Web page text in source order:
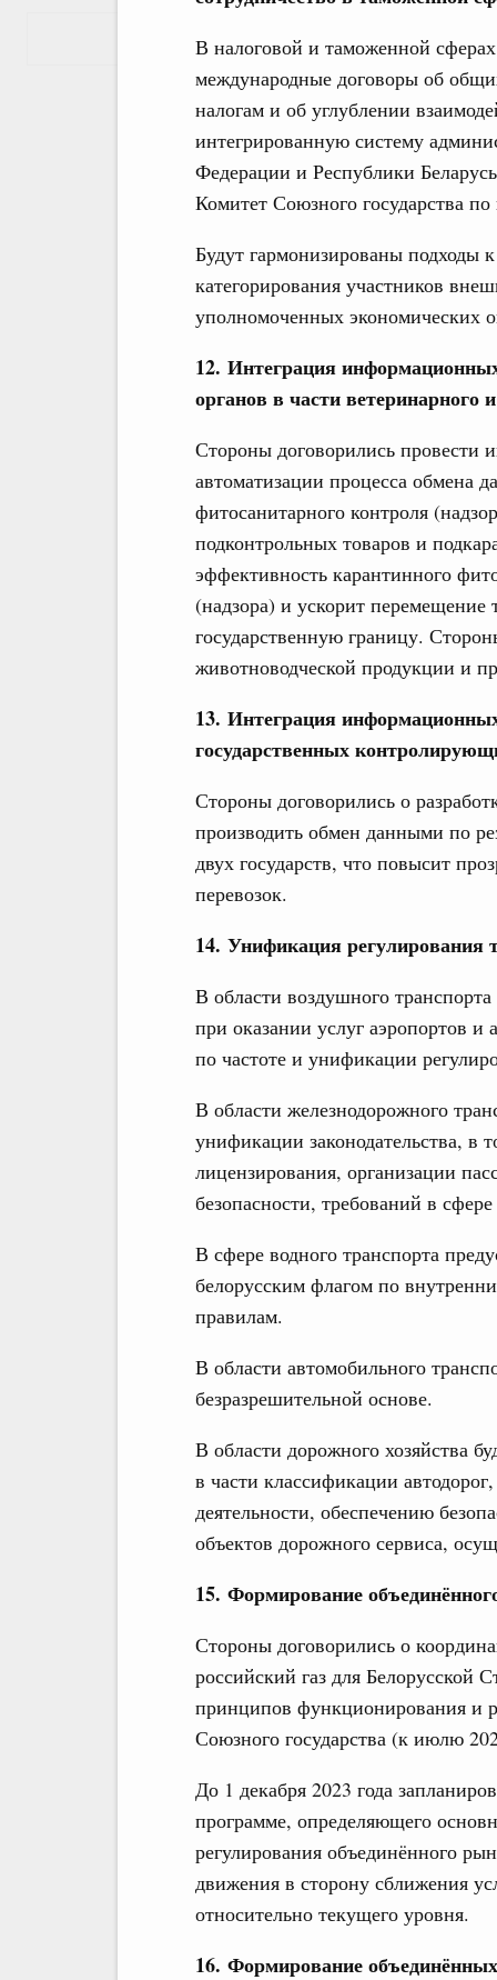
В налоговой и таможенной
международные договоры об
налогам и об углублении
интегрированную систему
Федерации и Республики
Комитет Союзного государства
Будут гармонизированы подходы
категорирования участников
уполномоченных экономических
12. Интеграция
органов в части ветеринарного
Стороны договорились
автоматизации процесса обмена
фитосанитарного контроля
подконтрольных товаров и
эффективность карантинного
(надзора) и ускорит перемещение
государственную границу.
животноводческой продукции и
13. Интеграция
государственных
Стороны договорились о
производить обмен данными по
двух государств, что повысит
перевозок.
14. Унификация регулирования
В области воздушного
при оказании услуг аэропортов и
по частоте и унификации
В области железнодорожного
унификации законодательства, в
лицензирования, организации
безопасности, требований в
В сфере водного транспорта
белорусским флагом по
правилам.
В области автомобильного
безразрешительной основе.
В области дорожного хозяйства
в части классификации
деятельности, обеспечению
объектов дорожного сервиса,
15. Формирование
Стороны договорились о
российский газ для Белорусской
принципов функционирования и
Союзного государства (к июлю
До 1 декабря 2023 года
программе, определяющего
регулирования объединённого
движения в сторону сближения
относительно текущего уровня.
16. Формирование
Показать еще